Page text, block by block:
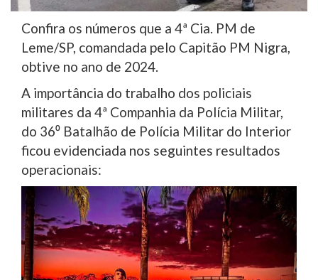
Confira os números que a 4ª Cia. PM de
Leme/SP, comandada pelo Capitão PM Nigra,
obtive no ano de 2024.
A importância do trabalho dos policiais
militares da 4ª Companhia da Polícia Militar,
do 36⁰ Batalhão de Polícia Militar do Interior
ficou evidenciada nos seguintes resultados
operacionais: